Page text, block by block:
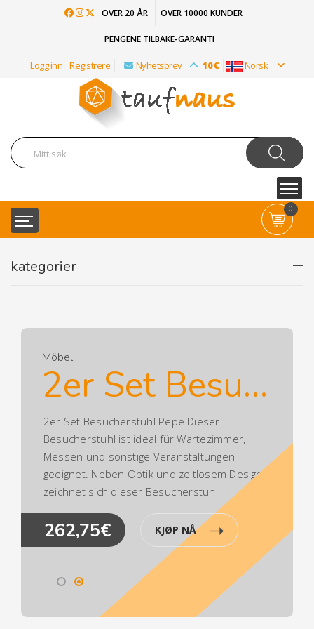
OVER 20 ÅR OVER 10000 KUNDER
PENGENE TILBAKE-GARANTI
Logg inn Registrere Nyhetsbrev 10€ Norsk
0
kategorier
Möbel
2er Set Besucherstuhl Pepe
2er Set Besucherstuhl Pepe Dieser
Besucherstuhl ist ideal für Wartezimmer,
Messen und sonstige Veranstaltungen
geeignet. Neben Optik und zeitlosem Design
zeichnet sich dieser Besucherstuhl
besonders durch seine ergonomisch
geformte Sitzfläche aus, die auch längere
Sitzphasen nicht anstrengend werden
lässt.Ca. Maße:Gesamthöhe: 87
cmGesamtbreite: 43 cmGesamttiefe: 47
cmSitzhöhe: 45 cmSitzfläche (BxT): 40 x 36
cmMax. Belastbarkeit: 120 kgGewicht: 4
262,75€ KJØP NÅ